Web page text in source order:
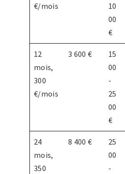
€/mois
10
00
€
12
mois,
300
€/mois
3 600 €
15
00
-
25
00
€
24
mois,
350
8 400 €
25
00
-